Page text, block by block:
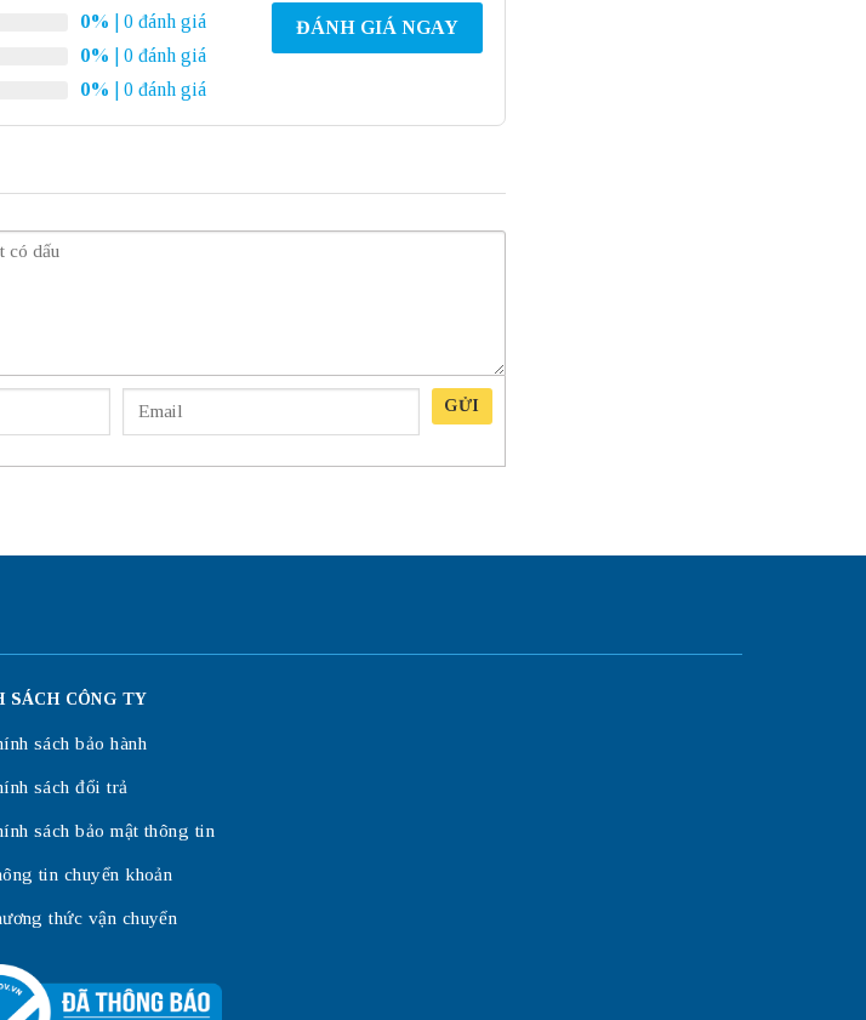
0%
| 0 đánh giá
0%
| 0 đánh giá
0% | 0 đánh giá
ĐÁNH GIÁ NGAY
GỬI
SÁCH CÔNG TY
sách bảo hành
sách đổi trả
sách bảo mật thông tin
tin chuyển khoản
thức vận chuyển